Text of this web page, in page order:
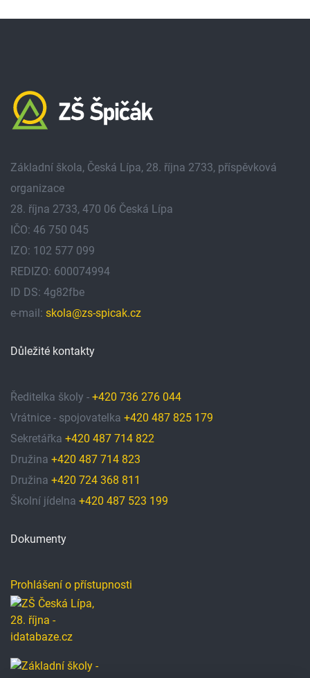
Základní škola, Česká Lípa, 28. října 2733, příspěvková
organizace
28. října 2733, 470 06 Česká Lípa
IČO: 46 750 045
IZO: 102 577 099
REDIZO: 600074994
ID DS: 4g82fbe
e-mail: skola@zs-spicak.cz
Důležité kontakty
Ředitelka školy - +420 736 276 044
Vrátnice - spojovatelka +420 487 825 179
Sekretářka +420 487 714 822
Družina +420 487 714 823
Družina +420 724 368 811
Školní jídelna +420 487 523 199
Dokumenty
Prohlášení o přístupnosti